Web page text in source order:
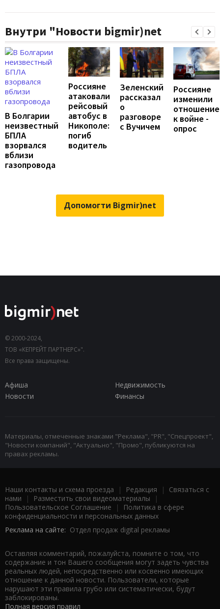
Внутри "Новости bigmir)net
В Болгарии
неизвестный
БПЛА
взорвался
вблизи
газопровода
Россияне
атаковали
рейсовый
автобус в
Никополе:
погиб
водитель
Зеленский
рассказал
о
разговоре
с Вучичем
Россияне
изменили
отношение
к войне -
опрос
Допомогти Bigmir)net
© 2000-2024,
ТОВ «КЕПРЕЙТ ПАРТНЕРС»".
Все права защищены.
Афиша
Недвижимость
Новости
Финансы
Материалы, отмеченные знаками "Реклама", "PR", "Спецпроект",
"Новости компаний", "Актуально", "Промо", публикуются на
правах рекламы.
Наши контакты и схема проезда | Редакция | Связаться с
нами | Разместить свои видеоматериалы |
Пользовательское Соглашение |
Политика в сфере
конфиденциальности и персональных данных
Реклама на сайте: Отдел продаж digital рекламы
Оставляя комментарий, пожалуйста, помните о том, что
содержание и тон Вашего сообщения могут задеть чувства
реальных людей, непосредственно или косвенно имеющих
отношение к данной новости. Пользователи, которые
нарушают эти правила грубо или систематически, будут
заблокированы.
Полная версия правил